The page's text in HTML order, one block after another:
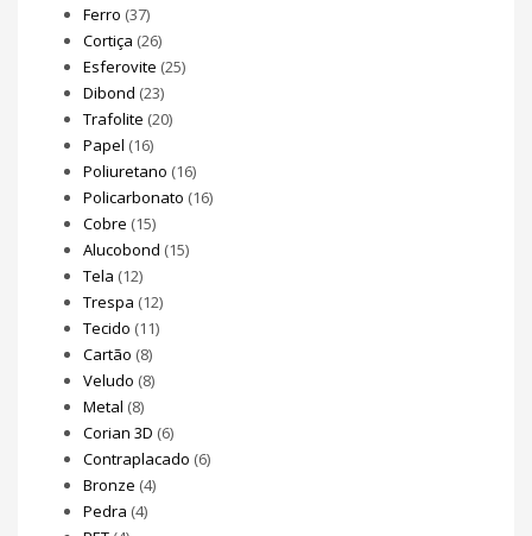
Ferro (37)
Cortiça (26)
Esferovite (25)
Dibond (23)
Trafolite (20)
Papel (16)
Poliuretano (16)
Policarbonato (16)
Cobre (15)
Alucobond (15)
Tela (12)
Trespa (12)
Tecido (11)
Cartão (8)
Veludo (8)
Metal (8)
Corian 3D (6)
Contraplacado (6)
Bronze (4)
Pedra (4)